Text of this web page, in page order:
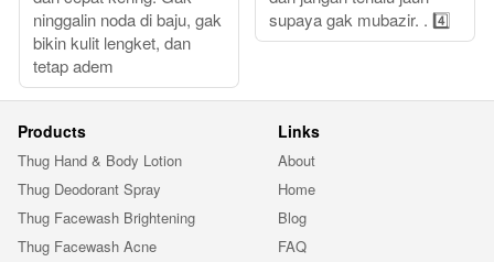
ninggalin noda di baju, gak
bikin kulit lengket, dan
tetap adem
supaya gak mubazir. . 4️⃣
Products
Thug Hand & Body Lotion
Thug Deodorant Spray
Thug Facewash Brightening
Thug Facewash Acne
Links
About
Home
Blog
FAQ